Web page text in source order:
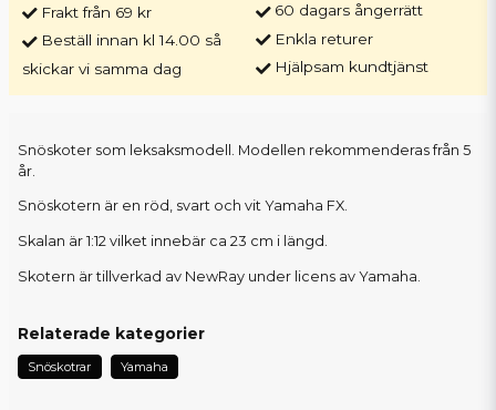
Frakt från 69 kr
Beställ innan kl 14.00 så
skickar vi samma dag
60 dagars ångerrätt
Enkla returer
Hjälpsam kundtjänst
Snöskoter som leksaksmodell. Modellen rekommenderas från 5
år.
Snöskotern är en röd, svart och vit Yamaha FX.
Skalan är 1:12 vilket innebär ca 23 cm i längd.
Skotern är tillverkad av NewRay under licens av Yamaha.
Relaterade kategorier
Snöskotrar Yamaha